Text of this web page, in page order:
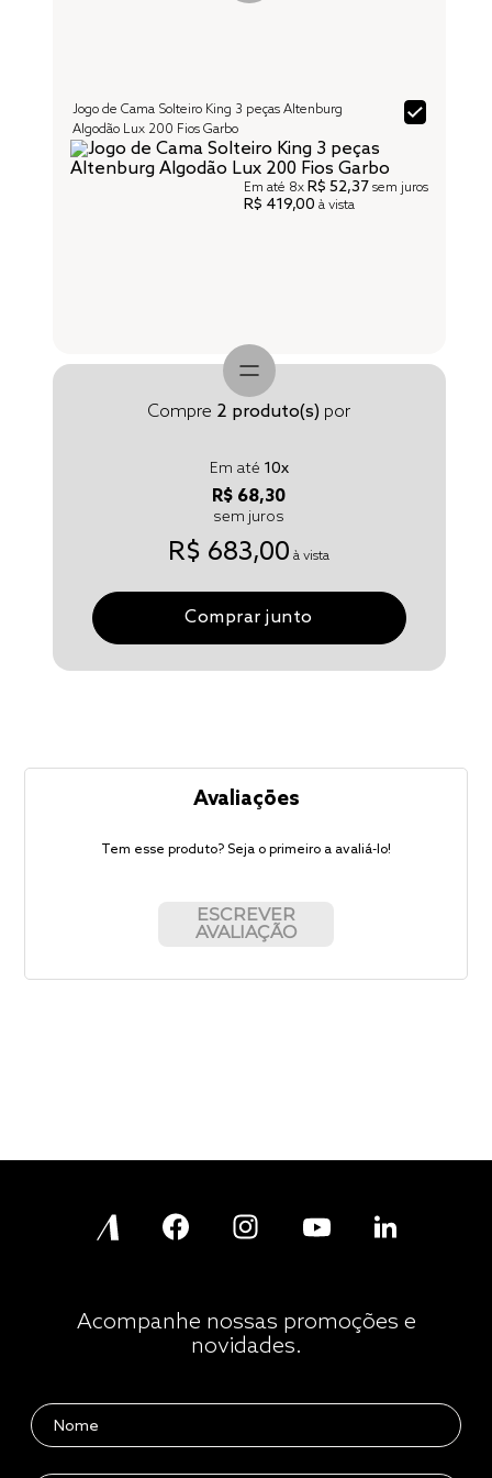
Jogo de Cama Solteiro King 3 peças Altenburg
Algodão Lux 200 Fios Garbo
Em até 8x R$ 52,37 sem juros
R$ 419,00 à vista
Compre 2 produto(s) por
Em até 10x
R$ 68,30
sem juros
R$ 683,00 à vista
Comprar junto
Avaliações
Tem esse produto? Seja o primeiro a avaliá-lo!
ESCREVER
AVALIAÇÃO
Acompanhe nossas promoções e
novidades.